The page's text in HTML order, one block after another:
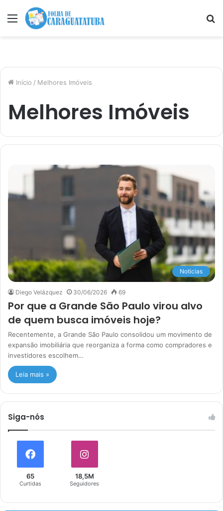
Menu
Início / Melhores Imóveis
Melhores Imóveis
Noticias
Diego Velázquez 30/06/2026 69
Por que a Grande São Paulo virou alvo
de quem busca imóveis hoje?
Recentemente, a Grande São Paulo consolidou um movimento de
expansão imobiliária que reorganiza a forma como compradores e
investidores escolhem…
Leia mais »
Siga-nós
65
Curtidas
18,5M
Seguidores